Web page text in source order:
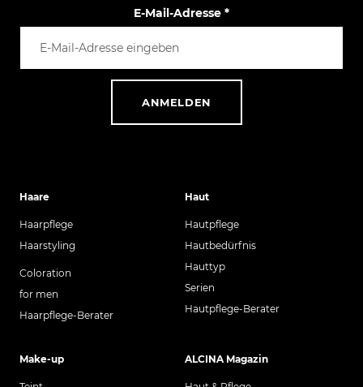
E-Mail-Adresse *
ANMELDEN
Haare
Haarpflege
Haarstyling
Coloration
for men
Haarpflege-Berater
Haut
Hautpflege
Hautbedürfnis
Hauttyp
Serien
Hautpflege-Berater
Make-up ALCINA Magazin